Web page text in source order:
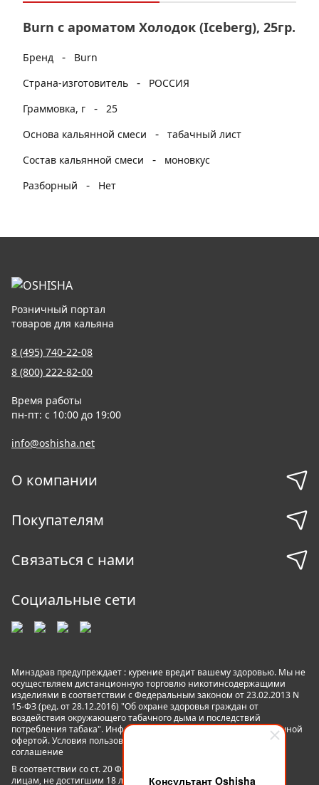
Консультант Oshisha
Burn с ароматом Холодок (Iceberg), 25гр.
Бренд -
Burn
Страна-изготовитель
-
РОССИЯ
Граммовка, г
- 25
Основа кальянной смеси
- табачный лист
Состав кальянной смеси
-
моновкус
Разборный
- Нет
Розничный портал
товаров для кальяна
8 (495) 740-22-08
8 (800) 222-82-00
Время работы
пн-пт: с 10:00 до 19:00
info@oshisha.net
О компании
Покупателям
Связаться с нами
Социальные сети
Минздрав предупреждает : курение вредит вашему здоровью. Мы не
осуществляем дистанционную торговлю никотинсодержащими
изделиями в соответствии с Федеральным законом от 23.02.2013 N
15-ФЗ (ред. от 28.12.2016) "Об охране здоровья граждан от
воздействия окружающего табачного дыма и последствий
потребления табака". Информация на сайте не является публичной
офертой. Условия пользования сайтом
соглашение
В соответствии со ст. 20 ФЗ №15 «Об охране здоровья граждан»
лицам, не достигшим 18 лет пользование данным сайтом